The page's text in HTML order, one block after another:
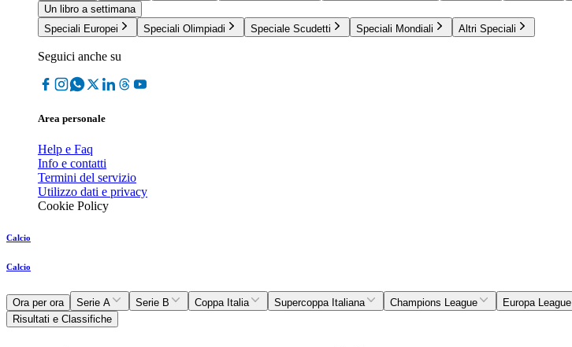
Un libro a settimana
Speciali Europei
Speciali Olimpiadi Speciale Scudetti Speciali Mondiali Altri Speciali
Seguici anche su
Area personale
Help e Faq
Info e contatti
Termini del servizio
Utilizzo dati e privacy
Cookie Policy
Calcio
Calcio
Ora per ora Serie A Serie B Coppa Italia Supercoppa Italiana Champions League Europa League
Risultati e Classifiche